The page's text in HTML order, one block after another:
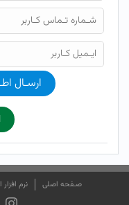
ارسـال
صـفحه اصلی نرم افزار